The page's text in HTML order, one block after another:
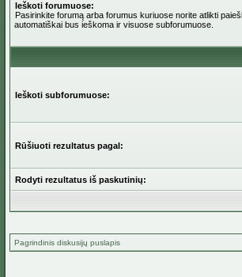
Ieškoti forumuose:
Pasirinkite forumą arba forumus kuriuose norite atlikti
automatiškai bus ieškoma ir visuose subforumuose.
Ieškoti subforumuose:
Rūšiuoti rezultatus pagal:
Rodyti rezultatus iš paskutinių:
Pagrindinis diskusijų puslapis